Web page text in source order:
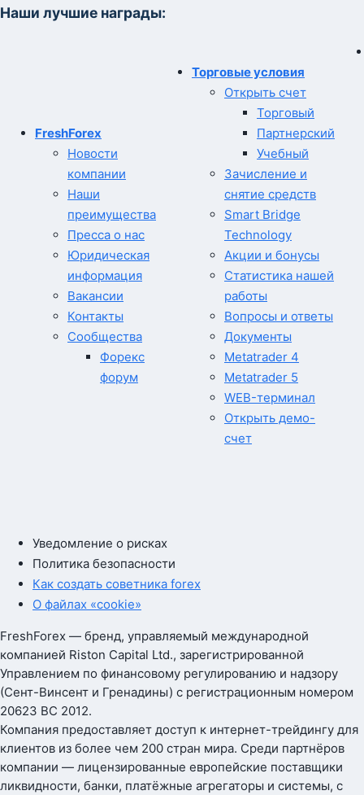
Наши лучшие награды:
FreshForex
Новости
компании
Наши
преимущества
Пресса о нас
Юридическая
информация
Вакансии
Контакты
Сообщества
Форекс
форум
Торговые условия
Открыть счет
Торговый
Партнерский
Учебный
Зачисление и
снятие средств
Smart Bridge
Technology
Акции и бонусы
Статистика нашей
работы
Вопросы и ответы
Документы
Metatrader 4
Metatrader 5
WEB-терминал
Открыть демо-
счет
Уведомление о рисках
Политика безопасности
Как создать советника forex
О файлах «cookie»
FreshForex — бренд, управляемый международной
компанией Riston Capital Ltd., зарегистрированной
Управлением по финансовому регулированию и надзору
(Сент-Винсент и Гренадины) с регистрационным номером
20623 BC 2012.
Компания предоставляет доступ к интернет-трейдингу для
клиентов из более чем 200 стран мира. Среди партнёров
компании — лицензированные европейские поставщики
ликвидности, банки, платёжные агрегаторы и системы, с